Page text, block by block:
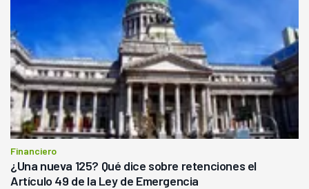
Financiero
¿Una nueva 125? Qué dice sobre retenciones el
Artículo 49 de la Ley de Emergencia